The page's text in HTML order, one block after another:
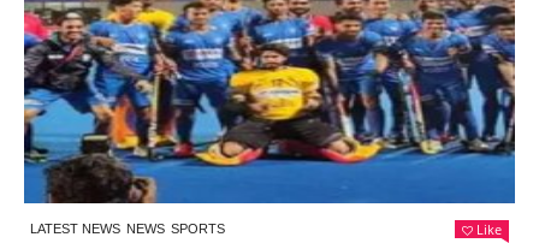
LATEST NEWS NEWS SPORTS Like